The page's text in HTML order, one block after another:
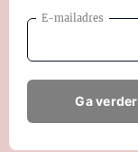
E-mailadres
Ga verder